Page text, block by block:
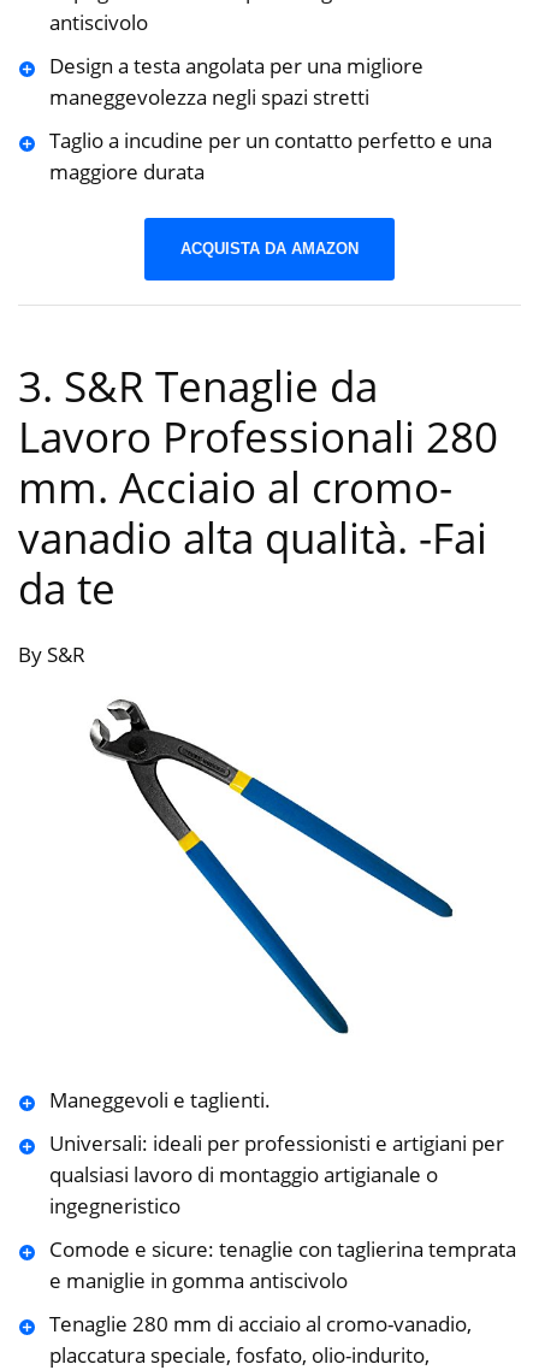
antiscivolo
Design a testa angolata per una migliore
maneggevolezza negli spazi stretti
Taglio a incudine per un contatto perfetto e una
maggiore durata
ACQUISTA DA AMAZON
3. S&R Tenaglie da
Lavoro Professionali 280
mm. Acciaio al cromo-
vanadio alta qualità. -Fai
da te
By S&R
Maneggevoli e taglienti.
Universali: ideali per professionisti e artigiani per
qualsiasi lavoro di montaggio artigianale o
ingegneristico
Comode e sicure: tenaglie con taglierina temprata
e maniglie in gomma antiscivolo
Tenaglie 280 mm di acciaio al cromo-vanadio,
placcatura speciale, fosfato, olio-indurito,